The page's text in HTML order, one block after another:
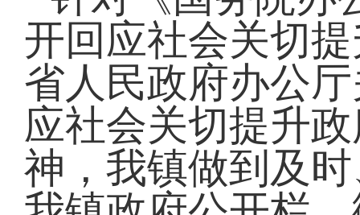
开回应社会关切
省人民政府办公
应社会关切提升
神，我镇做到及